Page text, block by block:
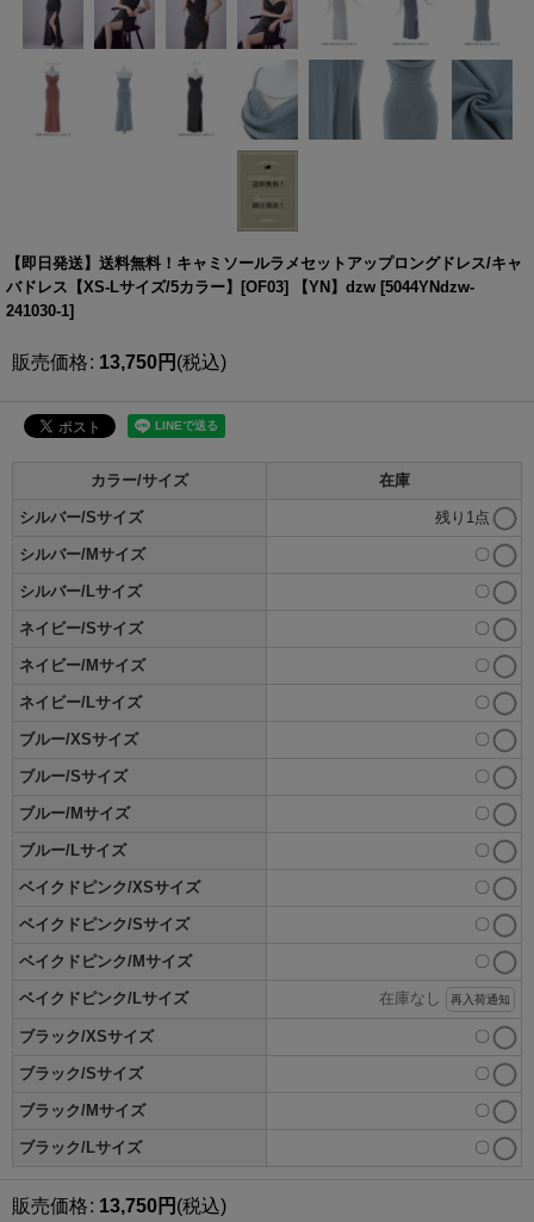
【即日発送】送料無料！キャミソールラメセットアップロングドレス/キャ
バドレス【XS-Lサイズ/5カラー】[OF03] 【YN】dzw [5044YNdzw-
241030-1]
販売価格: 13,750円 (税込)
カラー/サイズ 在庫
シルバー/Sサイズ 残り1点
シルバー/Mサイズ 〇
シルバー/Lサイズ 〇
ネイビー/Sサイズ 〇
ネイビー/Mサイズ 〇
ネイビー/Lサイズ 〇
ブルー/XSサイズ 〇
ブルー/Sサイズ 〇
ブルー/Mサイズ 〇
ブルー/Lサイズ 〇
ベイクドピンク/XSサイズ 〇
ベイクドピンク/Sサイズ 〇
ベイクドピンク/Mサイズ 〇
ベイクドピンク/Lサイズ 在庫なし 再入荷通知
ブラック/XSサイズ 〇
ブラック/Sサイズ 〇
ブラック/Mサイズ 〇
ブラック/Lサイズ 〇
販売価格: 13,750円 (税込)